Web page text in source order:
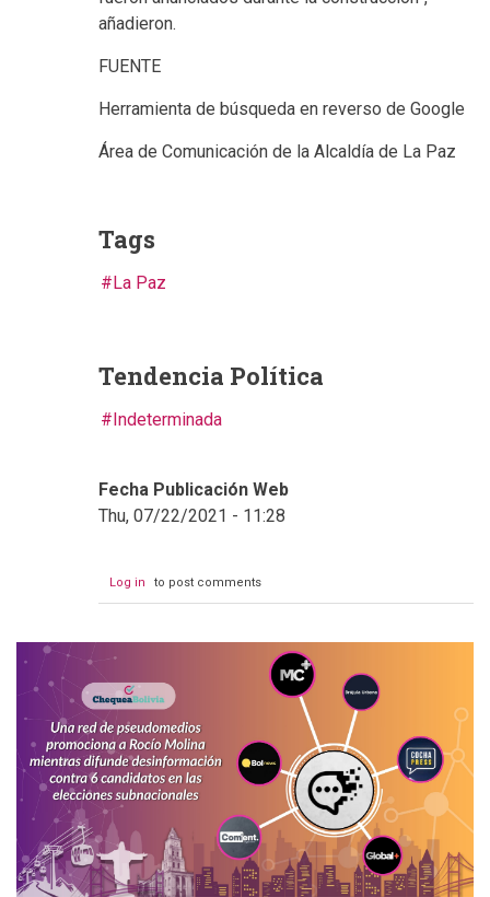
añadieron.
FUENTE
Herramienta de búsqueda en reverso de Google
Área de Comunicación de la Alcaldía de La Paz
Tags
La Paz
Tendencia Política
Indeterminada
Fecha Publicación Web
Thu, 07/22/2021 - 11:28
Log in to post comments